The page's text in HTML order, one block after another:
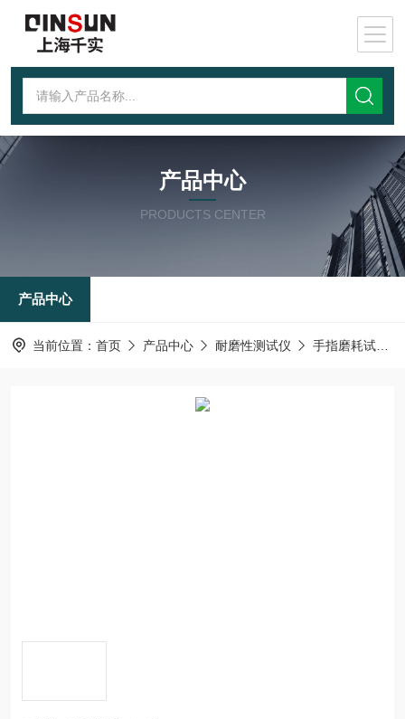
产品中心
PRODUCTS CENTER
产品中心
当前位置： 首页 产品中心 耐磨性测试仪 手指磨耗试验机